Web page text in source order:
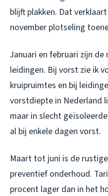
blijft plakken. Dat
november plotseling
Januari en februari zijn de
leidingen. Bij vorst zie ik
kruipruimtes en bij
vorstdiepte in Nederland
maar in slecht
al bij enkele dagen vorst.
Maart tot juni is de
preventief onderhoud.
procent lager dan in het